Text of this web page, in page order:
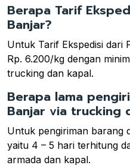
Berapa Tarif
Banjar?
Untuk Tarif Ekspedisi dari
Rp. 6.200/kg dengan
trucking dan kapal.
Berapa lama
Banjar via trucking
Untuk pengiriman barang
yaitu 4 – 5 hari terhitung
armada dan kapal.